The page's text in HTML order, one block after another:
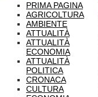
PRIMA PAGINA
AGRICOLTURA
AMBIENTE
ATTUALITÀ
ATTUALITÀ
ECONOMIA
ATTUALITÀ
POLITICA
CRONACA
CULTURA